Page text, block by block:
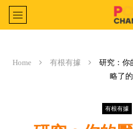
Home 有根有據
研究：你
略了
有根有據